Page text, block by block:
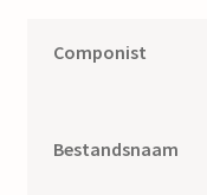
Componist
Bestandsnaam